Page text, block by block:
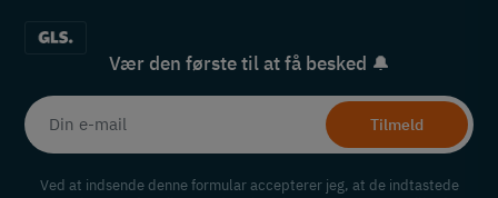
Vær den første til at få besked 🔔
Tilmeld
Ved at indsende denne formular accepterer jeg, at de indtastede